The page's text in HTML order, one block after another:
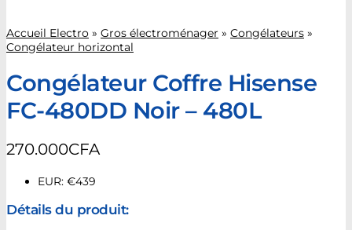
Accueil Electro » Gros électroménager » Congélateurs »
Congélateur horizontal
Congélateur Coffre Hisense
FC-480DD Noir – 480L
270.000CFA
EUR: €439
Détails du produit: